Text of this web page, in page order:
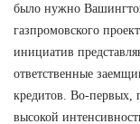
было нужно
газпромовского
инициатив
ответственные
кредитов. Во-первых,
высокой